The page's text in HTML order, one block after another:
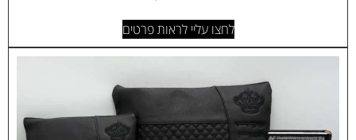
לחצו עליי לראות פרטים